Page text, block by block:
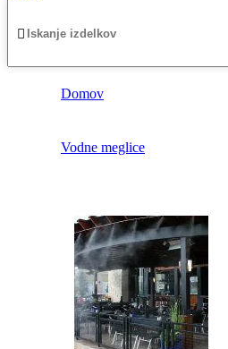
Domov
Vodne meglice